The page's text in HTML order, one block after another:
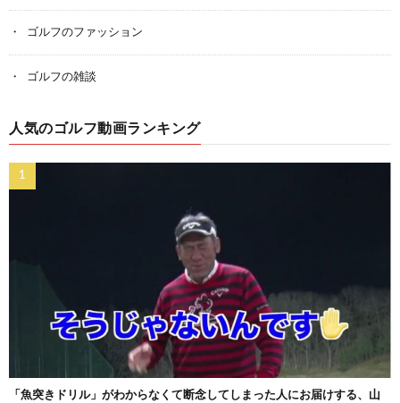
ゴルフのファッション
ゴルフの雑談
人気のゴルフ動画ランキング
「魚突きドリル」がわからなくて断念してしまった人にお届けする、山